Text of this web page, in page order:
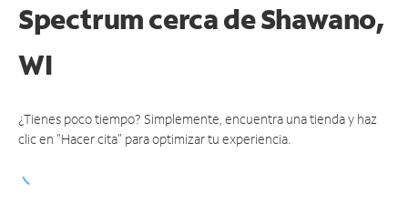
Spectrumcerca de Shawano,
WI
¿Tienes poco tiempo? Simplemente, encuentra una tienda y haz
clic en "Hacer cita" para optimizar tu experiencia.